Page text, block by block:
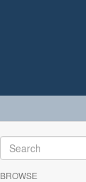
BROWSE